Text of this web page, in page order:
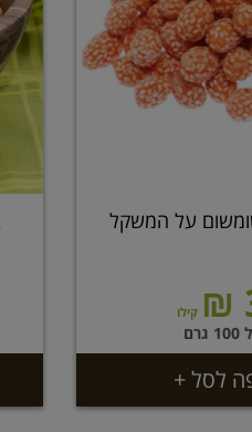
על המשקל
קילו
לסל +